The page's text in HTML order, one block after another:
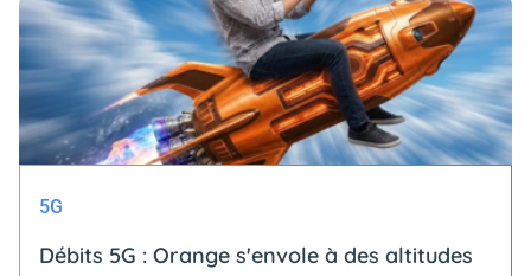
5G
Débits 5G : Orange s'envole à des altitudes